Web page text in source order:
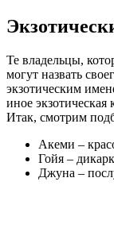
Те владельцы,
могут назвать
экзотическим
иное экзотическая
Итак, смотрим
Акеми –
Гойя –
Джуна –